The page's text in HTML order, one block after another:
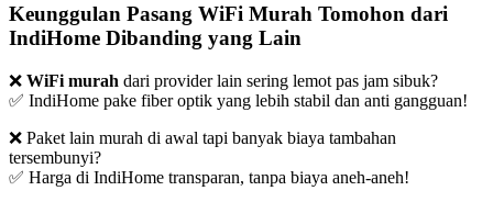
Keunggulan Pasang WiFi Murah Tomohon dari
IndiHome Dibanding yang Lain
❌ WiFi murah dari provider lain sering lemot pas jam sibuk?
✅ IndiHome pake fiber optik yang lebih stabil dan anti gangguan!
❌ Paket lain murah di awal tapi banyak biaya tambahan
tersembunyi?
✅ Harga di IndiHome transparan, tanpa biaya aneh-aneh!